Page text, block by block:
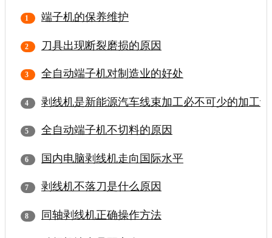
端子机的保养维护
刀具出现断裂磨损的原因
全自动端子机对制造业的好处
剥线机是新能源汽车线束加工必不可少的加工
全自动端子机不切料的原因
国内电脑剥线机走向国际水平
剥线机不落刀是什么原因
同轴剥线机正确操作方法